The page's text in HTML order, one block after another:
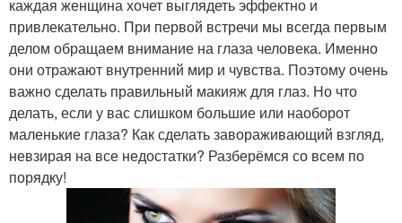
каждая женщина хочет выглядеть эффектно и
привлекательно. При первой встречи мы всегда первым
делом обращаем внимание на глаза человека. Именно
они отражают внутренний мир и чувства. Поэтому очень
важно сделать правильный макияж для глаз. Но что
делать, если у вас слишком большие или наоборот
маленькие глаза? Как сделать завораживающий взгляд,
невзирая на все недостатки? Разберёмся со всем по
порядку!